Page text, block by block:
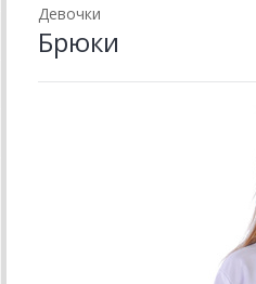
Девочки
Брюки